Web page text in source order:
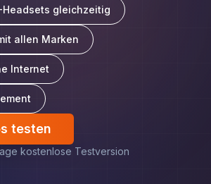
Headsets gleichzeitig
allen Marken
Internet
testen
kostenlose Testversion